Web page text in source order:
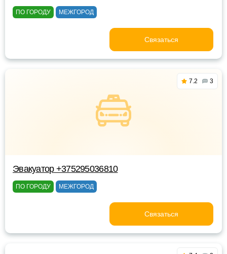
ПО ГОРОДУ МЕЖГОРОД
Связаться
7.2 3
Эвакуатор +375295036810
ПО ГОРОДУ МЕЖГОРОД
Связаться